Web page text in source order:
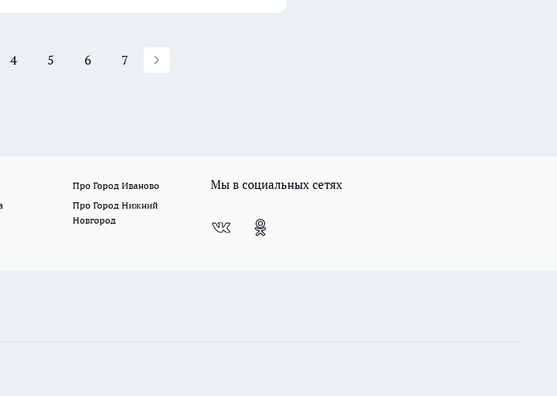
4 5 6 7
Про Город Иваново
Про Город Нижний
Новгород
Мы в социальных сетях